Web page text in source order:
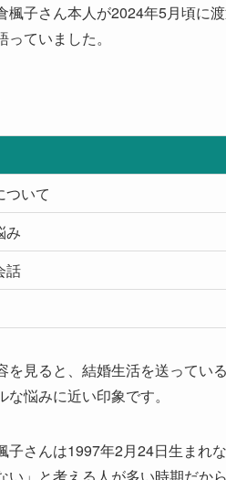
楓子さん本人が2024年5月頃に
ていました。
ついて
み
話
を見ると、結婚生活を送ってい
な悩みに近い印象です。
子さんは1997年2月24日生まれ